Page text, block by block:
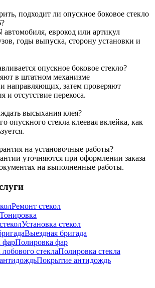
подходит ли опускное боковое стекло
еврокод или артикул
годы выпуска, сторону установки и
опускное боковое стекло?
в штатном механизме
направляющих, затем проверяют
и отсутствие перекоса.
высыхания клея?
опускного стекла клеевая вклейка, как
на установочные работы?
уточняются при оформлении заказа
на выполненные работы.
Ремонт стекол
Тонировка
Установка стекол
Выездная бригада
Полировка фар
Полировка стекла
Покрытие антидождь